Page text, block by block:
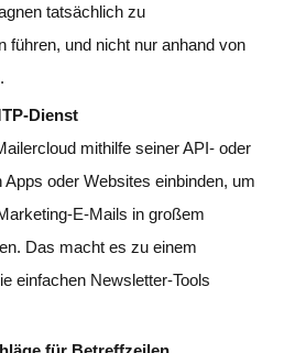
tatsächlich zu
führen, und nicht nur anhand von
Dienst
mithilfe seiner API- oder
oder Websites einbinden, um
E-Mails in großem
Das macht es zu einem
einfachen Newsletter-Tools